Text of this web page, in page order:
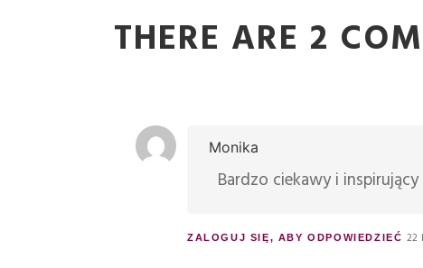
THERE ARE 2
Monika
Bardzo ciekawy i
ZALOGUJ SIĘ, ABY ODPOWIEDZIEĆ 22